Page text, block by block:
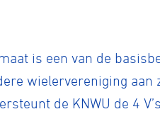
is een van de
wielervereniging
de KNWU de 4